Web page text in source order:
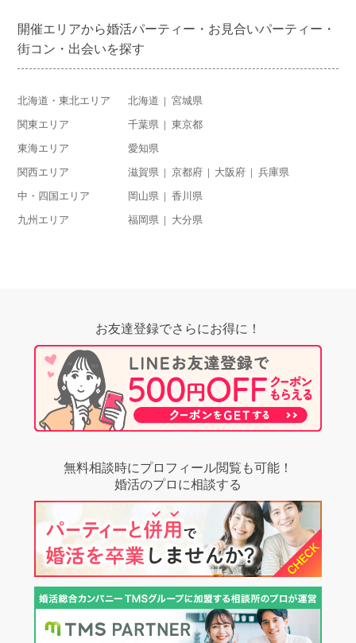
開催エリアから婚活パーティー・お見合いパーティー・
街コン・出会いを探す
北海道・東北エリア 北海道 宮城県
関東エリア 千葉県 東京都
東海エリア 愛知県
関西エリア 滋賀県 京都府 大阪府 兵庫県
中・四国エリア 岡山県 香川県
九州エリア 福岡県 大分県
お友達登録でさらにお得に！
無料相談時にプロフィール閲覧も可能！
婚活のプロに相談する